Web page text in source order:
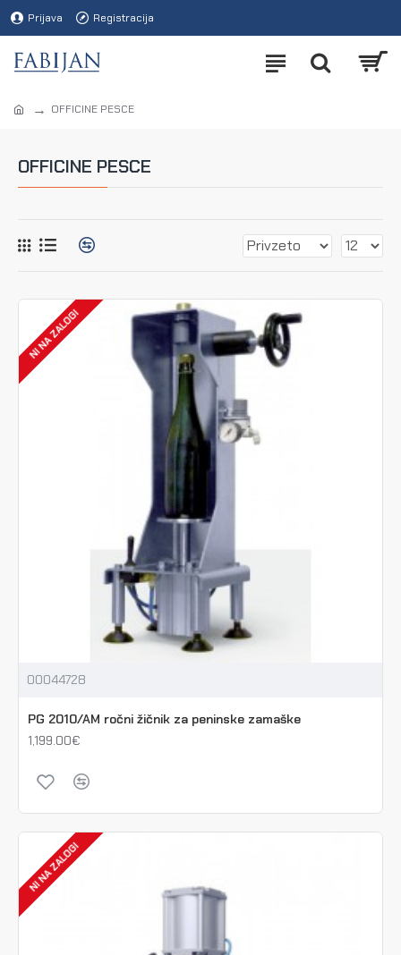
Prijava Registracija
OFFICINE PESCE
OFFICINE PESCE
NI NA ZALOGI
00044728
PG 2010/AM ročni žičnik za peninske zamaške
1,199.00€
NI NA ZALOGI